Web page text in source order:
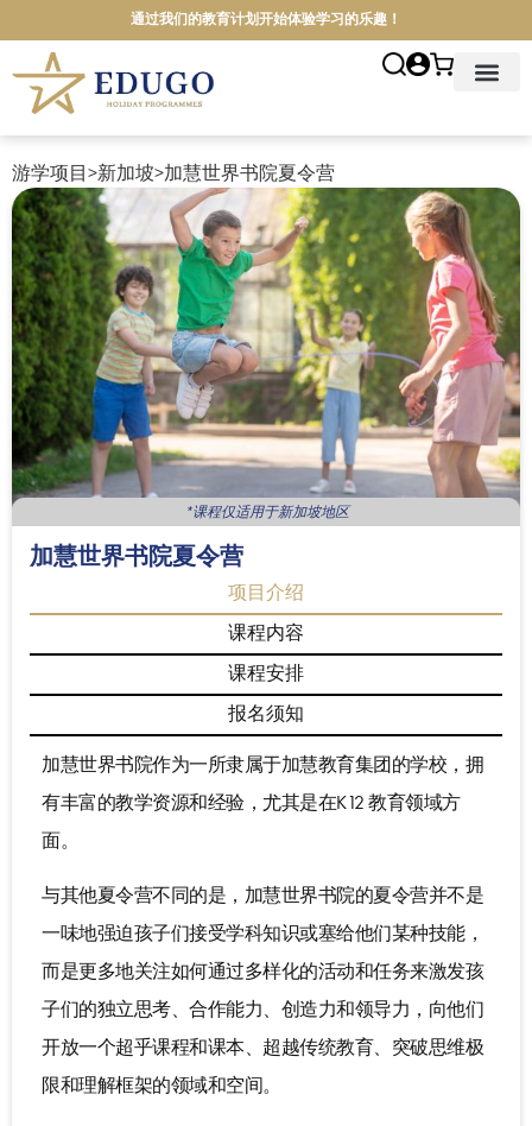
通过我们的教育计划开始体验学习的乐趣！
游学项目>新加坡>加慧世界书院夏令营
*课程仅适用于新加坡地区
加慧世界书院夏令营
项目介绍
课程内容
课程安排
报名须知
加慧世界书院作为一所隶属于加慧教育集团的学校，拥
有丰富的教学资源和经验，尤其是在K12 教育领域方
面。
与其他夏令营不同的是，加慧世界书院的夏令营并不是
一味地强迫孩子们接受学科知识或塞给他们某种技能，
而是更多地关注如何通过多样化的活动和任务来激发孩
子们的独立思考、合作能力、创造力和领导力，向他们
开放一个超乎课程和课本、超越传统教育、突破思维极
限和理解框架的领域和空间。